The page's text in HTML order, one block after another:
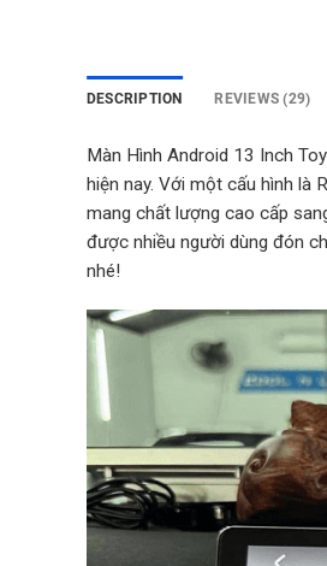
DESCRIPTION REVIEWS (29)
Màn Hình Android 13 Inch
hiện nay. Với một cấu hình là
mang chất lượng cao cấp
được nhiều người dùng đón
nhé!